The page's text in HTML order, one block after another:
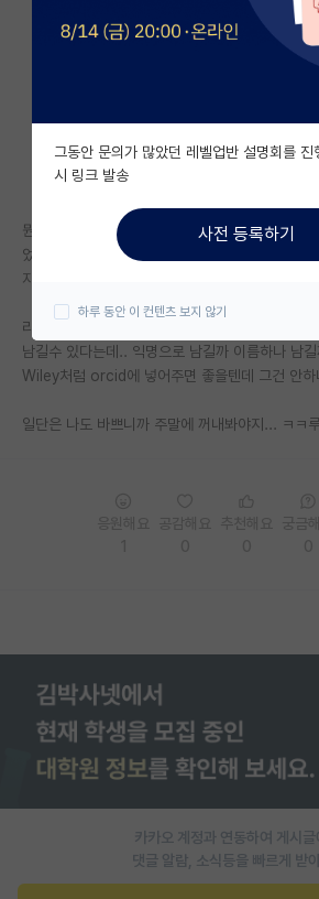
베스트 게시판
자유 게시판(아무개랩)
미국 유학 게시판
미국 대학원 합격 후기 게시판
대학원생 모집 게시판
연구실(PI) 홍보 게시판
석박사 채용 정보 게시판
임용 정보 게시판
인문사회 계열 게시판
특수/전문대학원 게시판
반도체/AI 게시판
장학금/장학생 게시판
학술 정보 게시판
홍보 게시판
뭔 네이쳐 계정 만들어졋다고 메일와서.. 콜라보
었는데? 에디터한테 리뷰 할수잇겟냐고 메일이
자매지는 처음이라 뭔가뭔가 설레고 떨려.. 네이쳐
리뷰하고나서 출판된다면 그때가서 논문끄트머리
남길수 있다는데.. 익명으로 남길까 이름하나 남길
Wiley처럼 orcid에 넣어주면 좋을텐데 그건 안하
일단은 나도 바쁘니까 주말에 꺼내봐야지... ㅋㅋ
카카오 계정과 연동하여 게시글
댓글 알람, 소식등을 빠르게 받
그동안 문의가 많았던 레벨업반 설명회를
시 링크 발송
사전 등록하기
하루 동안 이 컨텐츠 보지 않기